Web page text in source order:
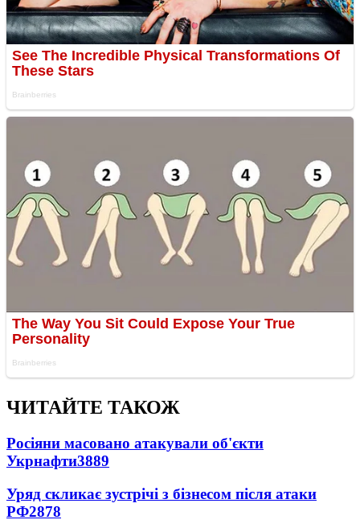
ЧИТАЙТЕ ТАКОЖ
Росіяни масовано атакували об'єкти
Укрнафти3889
Уряд скликає зустрічі з бізнесом після атаки
РФ2878